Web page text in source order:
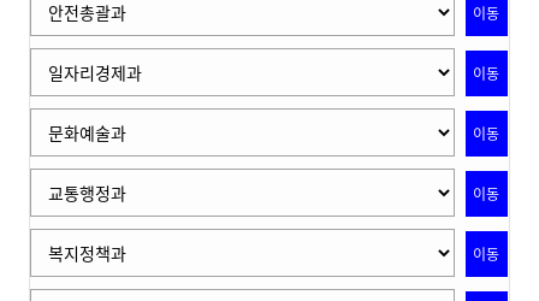
이동
이동
이동
이동
이동